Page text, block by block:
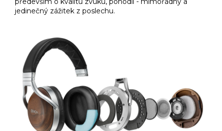
jedinečný zážitek z poslechu.